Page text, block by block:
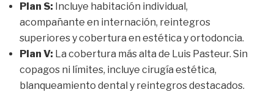
Plan S: Incluye habitación individual,
acompañante en internación, reintegros
superiores y cobertura en estética y ortodoncia.
Plan V: La cobertura más alta de Luis Pasteur. Sin
copagos ni límites, incluye cirugía estética,
blanqueamiento dental y reintegros destacados.